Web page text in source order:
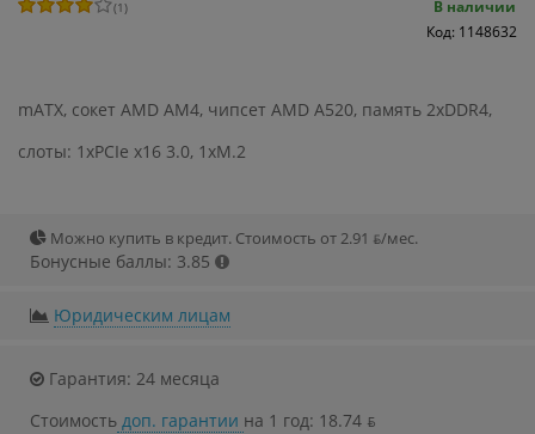
(1)
В наличии
Код: 1148632
mATX, сокет AMD AM4, чипсет AMD A520, память 2xDDR4,
слоты: 1xPCIe x16 3.0, 1xM.2
Можно купить в кредит. Стоимость от 2.91 ƃ/мec.
Бонусные баллы: 3.85
Юридическим лицам
Гарантия: 24 месяца
Стоимость доп. гарантии на 1 год: 18.74 ƃ